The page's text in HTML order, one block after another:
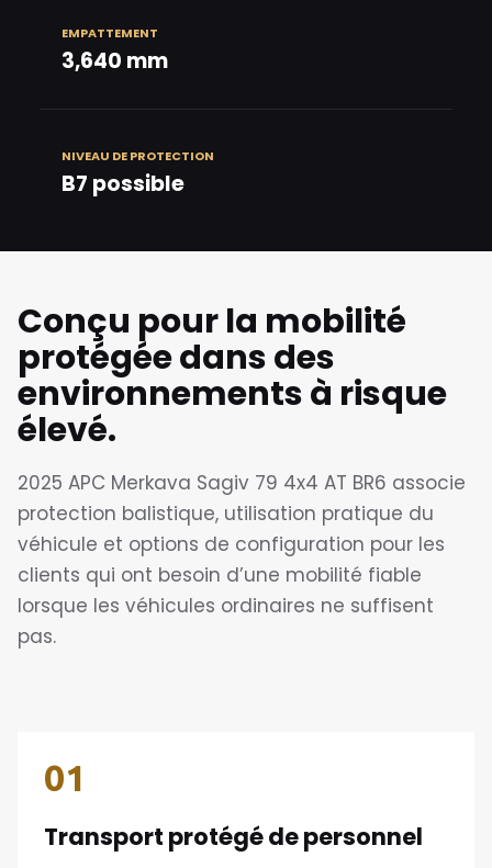
EMPATTEMENT
3,640 mm
NIVEAU DE PROTECTION
B7 possible
Conçu pour la mobilité
protégée dans des
environnements à risque
élevé.
2025 APC Merkava Sagiv 79 4x4 AT BR6 associe
protection balistique, utilisation pratique du
véhicule et options de configuration pour les
clients qui ont besoin d’une mobilité fiable
lorsque les véhicules ordinaires ne suffisent
pas.
01
Transport protégé de personnel